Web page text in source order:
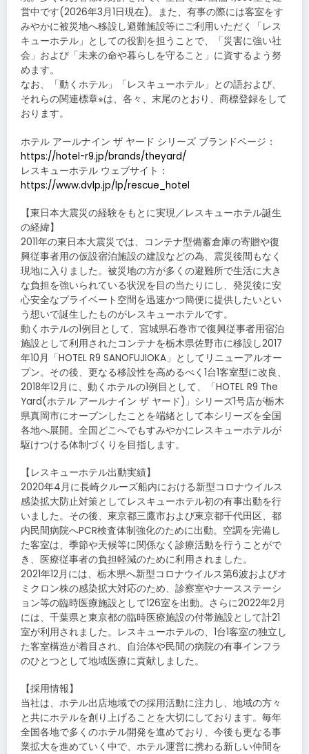
営中です(2026年3月1日現在)。また、有事の際には客室をす
みやかに被災地へ移設し避難施設等にご利用いただく「レス
キューホテル」としての役割を担うことで、「災害に強い社
会」および「未来の命や暮らしを守ること」に資するよう努
めます。
なお、「動くホテル」「レスキューホテル」との語および、
それらの関連標章※は、各々、末尾のとおり、商標登録をして
おります。
ホテル アールナイン ザ ヤード シリーズ ブランドページ：
https://hotel-r9.jp/brands/theyard/
レスキューホテル ウェブサイト：
https://www.dvlp.jp/lp/rescue_hotel
【東日本大震災の経験をもとに実現／レスキューホテル誕生
の経緯】
2011年の東日本大震災では、コンテナ型備蓄倉庫の寄贈や復
興従事者用の仮設宿泊施設の建設などの為、震災後間もなく
現地に入りました。被災地の方が多くの避難所で生活に大き
な負担を強いられている状況を目の当たりにし、発災後に安
心安全なプライベート空間を迅速かつ簡便に提供したいとい
う想いで誕生したものがレスキューホテルです。
動くホテルの1例目として、宮城県石巻市で復興従事者用宿泊
施設として利用されたコンテナを栃木県佐野市に移設し2017
年10月「HOTEL R9 SANOFUJIOKA」としてリニューアルオー
プン。その後、更なる移設性を高めるべく1台1客室型に改良、
2018年12月に、動くホテルの1例目として、「HOTEL R9 The
Yard(ホテル アールナイン ザ ヤード)」シリーズ1号店が栃木
県真岡市にオープンしたことを端緒として本シリーズを全国
各地へ展開。全国どこへでもすみやかにレスキューホテルが
駆けつける体制づくりを目指します。
【レスキューホテル出動実績】
2020年4月に長崎クルーズ船内における新型コロナウイルス
感染拡大防止対策としてレスキューホテル初の有事出動を行
いました。その後、東京都三鷹市および東京都千代田区、都
内民間病院へPCR検査体制強化のために出動。空調を完備し
た客室は、季節や天候等に関係なく診療活動を行うことがで
き、医療従事者の負担軽減のために利用されました。
2021年12月には、栃木県へ新型コロナウイルス第6波およびオ
ミクロン株の感染拡大対応のため、診察室やナースステーシ
ョン等の臨時医療施設として126室を出動。さらに2022年2月
には、千葉県と東京都の臨時医療施設の付帯施設として計21
室が利用されました。レスキューホテルの、1台1客室の独立し
た客室構造が着目され、自治体や民間の病院の有事インフラ
のひとつとして地域医療に貢献しました。
【採用情報】
当社は、ホテル出店地域での採用活動に注力し、地域の方々
と共にホテルを創り上げることを大切にしております。毎年
全国各地で多くのホテル開発を進めており、今後も更なる事
業拡大を進めていく中で、ホテル運営に携わる新しい仲間を